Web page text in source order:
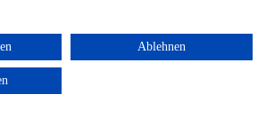
Ablehnen